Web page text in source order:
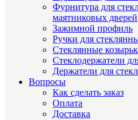
Фурнитура для
маятниковых дверей
Зажимной профиль
Ручки для
Стеклянные
Стеклодержатели
Держатели для
Вопросы
Как сделать заказ
Оплата
Доставка